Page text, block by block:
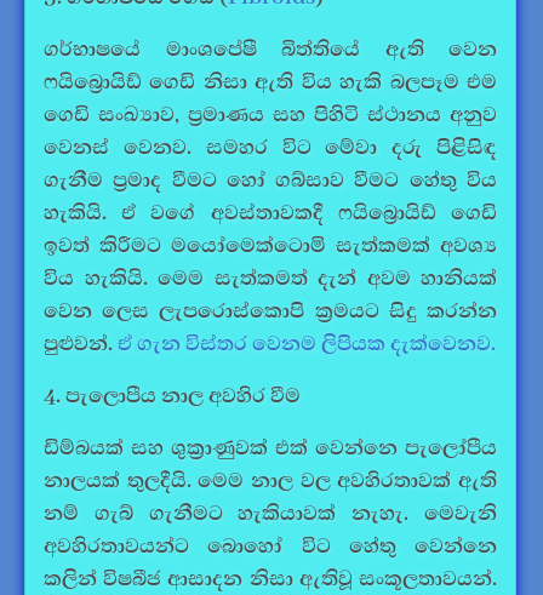
ගර්භාෂයේ මාංශපේෂී බිත්තියේ ඇති වෙන
ෆයිබ්‍රොයිඩ් ගෙඩි නිසා ඇති විය හැකි බලපෑම එම
ගෙඩි සංඛ්‍යාව, ප්‍රමාණය සහ පිහිටි ස්ථානය අනුව
වෙනස් වෙනව. සමහර විට මේවා දරු පිළිසිඳ
ගැනීම ප්‍රමාද වීමට හෝ ගබ්සාව වීමට හේතු විය
හැකියි. ඒ වගේ අවස්තාවකදී ෆයිබ්‍රොයිඩ් ගෙඩි
ඉවත් කිරීමට මයෝමෙක්ටොමි සැත්කමක් අවශ්‍ය
විය හැකියි. මෙම සැත්කමත් දැන් අවම හානියක්
වෙන ලෙස ලැපරොස්කොපි ක්‍රමයට සිදු කරන්න
පුළුවන්.ඒ ගැන විස්තර වෙනම ලිපියක දැක්වෙනව.
4. පැලොපීය නාල අවහිර වීම
ඩිම්බයක් සහ ශුක්‍රාණුවක් එක් වෙන්නෙ පැලෝපීය
නාලයක් තුලදීයි. මෙම නාල වල අවහිරතාවක් ඇති
නම් ගැබ් ගැනීමට හැකියාවක් නැහැ. මෙවැනි
අවහිරතාවයන්ට බොහෝ විට හේතු වෙන්නෙ
කලින් විෂබීජ ආසාදන නිසා ඇතිවූ සංකූලතාවයන්.